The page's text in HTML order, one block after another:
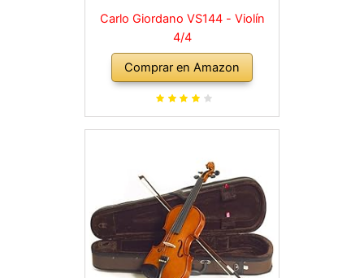
Carlo Giordano VS144 - Violín
4/4
Comprar en Amazon